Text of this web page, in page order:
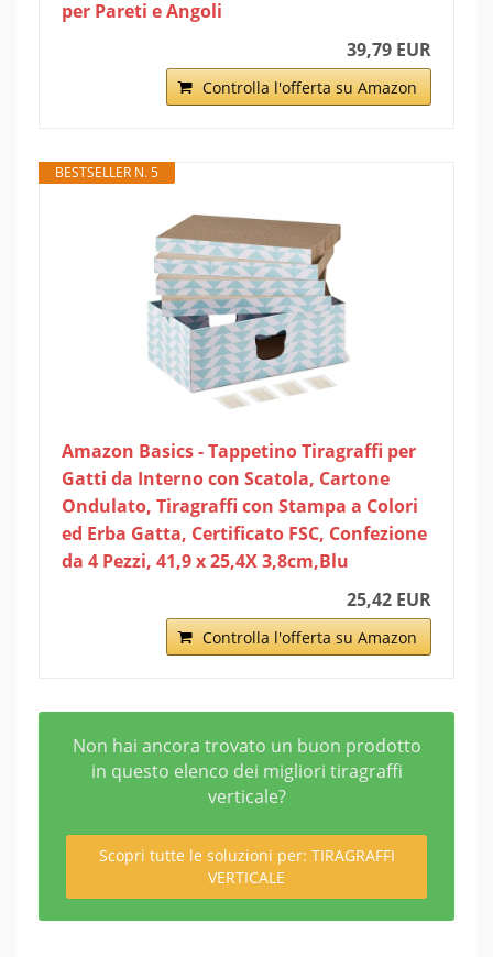
per Pareti e Angoli
39,79 EUR
Controlla l'offerta su Amazon
BESTSELLER N. 5
Amazon Basics - Tappetino Tiragraffi per
Gatti da Interno con Scatola, Cartone
Ondulato, Tiragraffi con Stampa a Colori
ed Erba Gatta, Certificato FSC, Confezione
da 4 Pezzi, 41,9 x 25,4X 3,8cm,Blu
25,42 EUR
Controlla l'offerta su Amazon
Non hai ancora trovato un buon prodotto
in questo elenco dei migliori tiragraffi
verticale?
Scopri tutte le soluzioni per: TIRAGRAFFI
VERTICALE